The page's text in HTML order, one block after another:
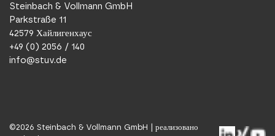
Steinbach & Vollmann GmbH
Parkstraße 11
42579 Хайлигенхаус
+49 (0) 2056 / 140
info@stuv.de
©2026 Steinbach & Vollmann GmbH | реализовано